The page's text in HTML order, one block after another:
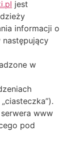
jest
informacji o
w
www
pod